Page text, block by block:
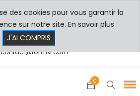
PARTICULIERS
0
des cookies pour vous garantir la
sur notre site. En savoir plus
J'AI COMPRIS